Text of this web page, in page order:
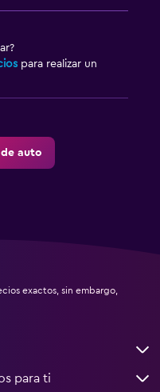
para realizar un
auto
exactos, sin embargo,
para ti